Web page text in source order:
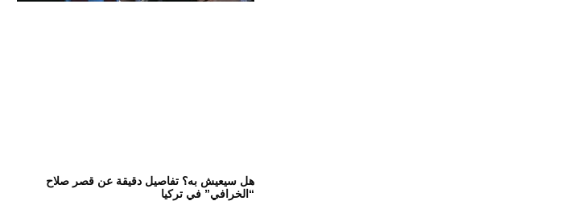
هل سيعيش به؟ تفاصيل دقيقة عن قصر صلاح
“الخرافي” في تركيا